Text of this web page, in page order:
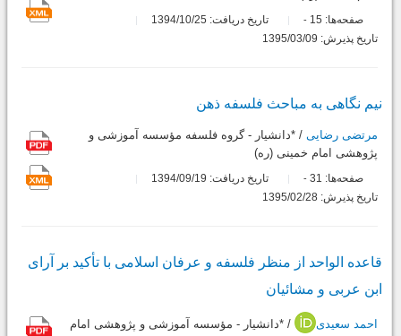
صفحه‌ها: 15
-
تاریخ دریافت: 1394/10/25
تاریخ پذیرش: 1395/03/09
نیم نگاهى به مباحث فلسفه ذهن
مرتضی رضایی / *دانشیار - گروه فلسفه مؤسسه آموزشی و
پژوهشی امام خمینی (ره)
صفحه‌ها: 31
-
تاریخ دریافت: 1394/09/19
تاریخ پذیرش: 1395/02/28
قاعده الواحد از منظر فلسفه و عرفان اسلامى با تأکید بر آراى
ابن عربى و مشائیان
احمد سعیدی
/ *دانشیار - مؤسسه آموزشی و پژوهشی امام